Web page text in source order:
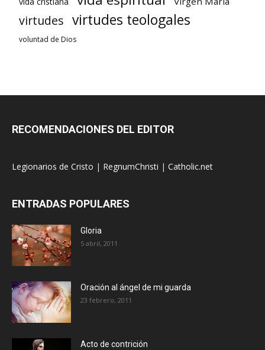
virtudes virtudes teologales
voluntad de Dios
RECOMENDACIONES DEL EDITOR
Legionarios de Cristo | RegnumChristi | Catholic.net
ENTRADAS POPULARES
Gloria
5 abril, 2011
Oración al ángel de mi guarda
23 febrero, 2011
Acto de contrición